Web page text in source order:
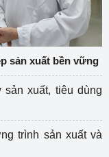
sản xuất bền vững
xuất, tiêu dùng
trình sản xuất và